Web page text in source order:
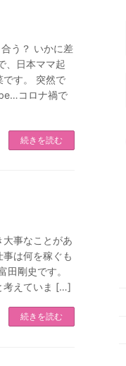
う？ いかに差
、日本ママ起
です。 突然で
コロナ禍で
続きを読む
事なことがあ
は何を稼ぐも
剛史です。
考えていま […]
続きを読む